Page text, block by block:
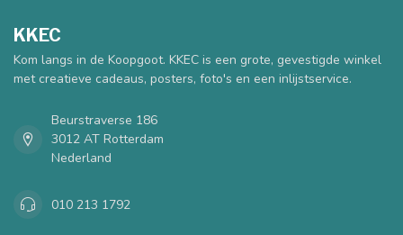
KKEC
Kom langs in de Koopgoot. KKEC is een grote, gevestigde winkel
met creatieve cadeaus, posters, foto's en een inlijstservice.
Beurstraverse 186
3012 AT Rotterdam
Nederland
010 213 1792